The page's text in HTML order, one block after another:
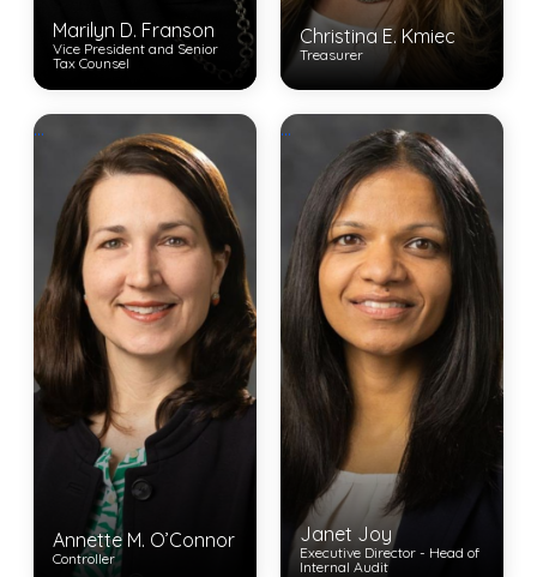
Marilyn D. Franson
Vice President and Senior
Tax Counsel
View Bio
Christina E. Kmiec
Treasurer
View Bio
...
Annette M. O’Connor
Controller
...
Janet Joy
Executive Director - Head of
Internal Audit